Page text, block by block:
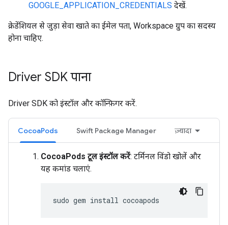
GOOGLE_APPLICATION_CREDENTIALS देखें.
क्रेडेंशियल से जुड़ा सेवा खाते का ईमेल पता, Workspace ग्रुप का सदस्य
होना चाहिए.
Driver SDK पाना
Driver SDK को इंस्टॉल और कॉन्फ़िगर करें.
CocoaPods Swift Package Manager ज़्यादा
CocoaPods टूल इंस्टॉल करें: टर्मिनल विंडो खोलें और
यह कमांड चलाएं.
sudo gem install